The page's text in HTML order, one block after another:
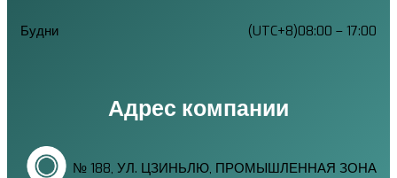
Будни (UTC+8)08:00 – 17:00
Адрес компании
№ 188, УЛ. ЦЗИНЬЛЮ, ПРОМЫШЛЕННАЯ ЗОНА